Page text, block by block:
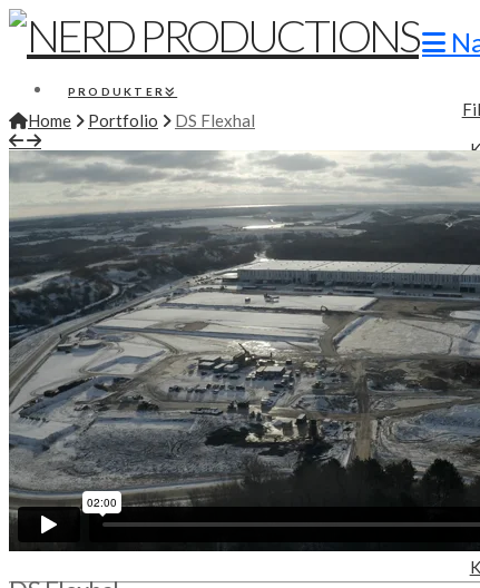
PRODUKTER
PORTFOLIO
INFO
LEJ FILMUDSTYR
KONTAKT
SEARCH
PRODUKTER
Home Portfolio DS Flexhal